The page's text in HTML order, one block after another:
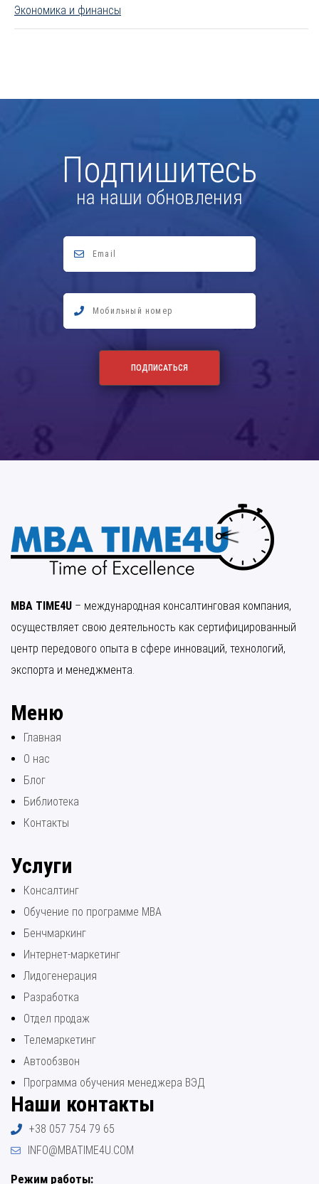
Экономика и финансы
Подпишитесь
на наши обновления
MBA TIME4U – международная консалтинговая компания,
осуществляет свою деятельность как сертифицированный
центр передового опыта в сфере инноваций, технологий,
экспорта и менеджмента.
Меню
Главная
О нас
Блог
Библиотека
Контакты
Услуги
Консалтинг
Обучение по программе МВА
Бенчмаркинг
Интернет-маркетинг
Лидогенерация
Разработка
Отдел продаж
Телемаркетинг
Автообзвон
Программа обучения менеджера ВЭД
Наши контакты
+38 057 754 79 65
INFO@MBATIME4U.COM
Режим работы: